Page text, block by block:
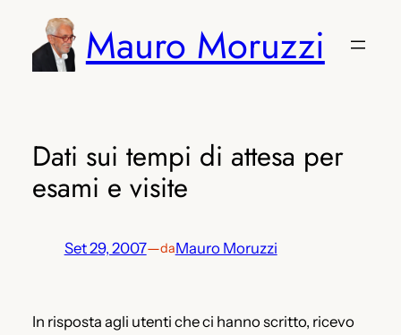
contenuto
Mauro Moruzzi
Dati sui tempi di attesa per
esami e visite
Set 29, 2007—daMauro Moruzzi
In risposta agli utenti che ci hanno scritto, ricevo